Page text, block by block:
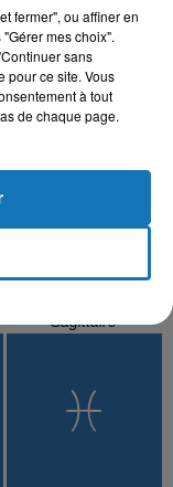
Sagittaire
fermer", ou affiner en
mes choix".
sans
pour ce site. Vous
à tout
de chaque page.